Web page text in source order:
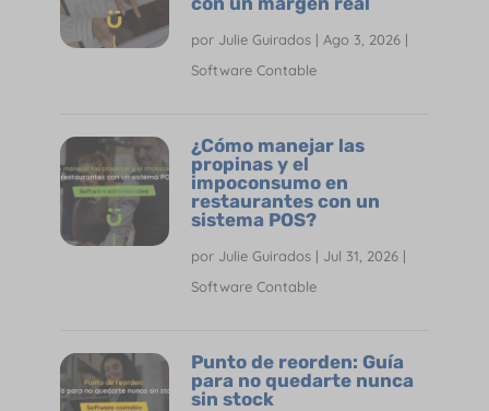
por Julie Guirados| Ago 3, 2026|
Software Contable
¿Cómo manejar las
propinas y el
impoconsumo en
restaurantes con un
sistema POS?
por Julie Guirados| Jul 31, 2026|
Software Contable
Punto de reorden: Guía
para no quedarte nunca
sin stock